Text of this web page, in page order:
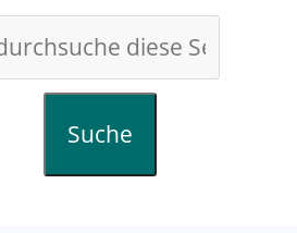
Suche